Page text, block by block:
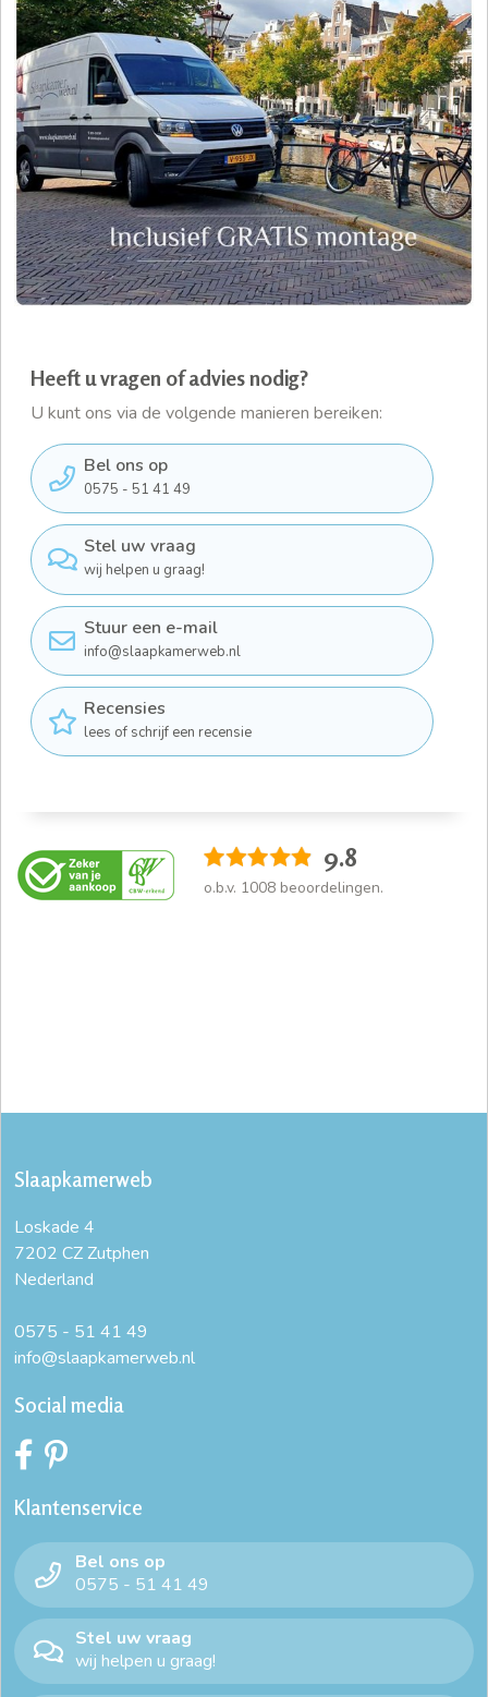
Heeft u vragen of advies nodig?
U kunt ons via de volgende manieren bereiken:
Bel ons op
0575 - 51 41 49
Stel uw vraag
wij helpen u graag!
Stuur een e-mail
info@slaapkamerweb.nl
Recensies
lees of schrijf een recensie
9.8
o.b.v. 1008 beoordelingen.
Slaapkamerweb
Loskade 4
7202 CZ Zutphen
Nederland
0575 - 51 41 49
info@slaapkamerweb.nl
Social media
Klantenservice
Bel ons op
0575 - 51 41 49
Stel uw vraag
wij helpen u graag!